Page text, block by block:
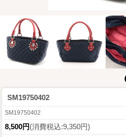
SM19750402
SM19750402
8,500円(消費税込:9,350円)